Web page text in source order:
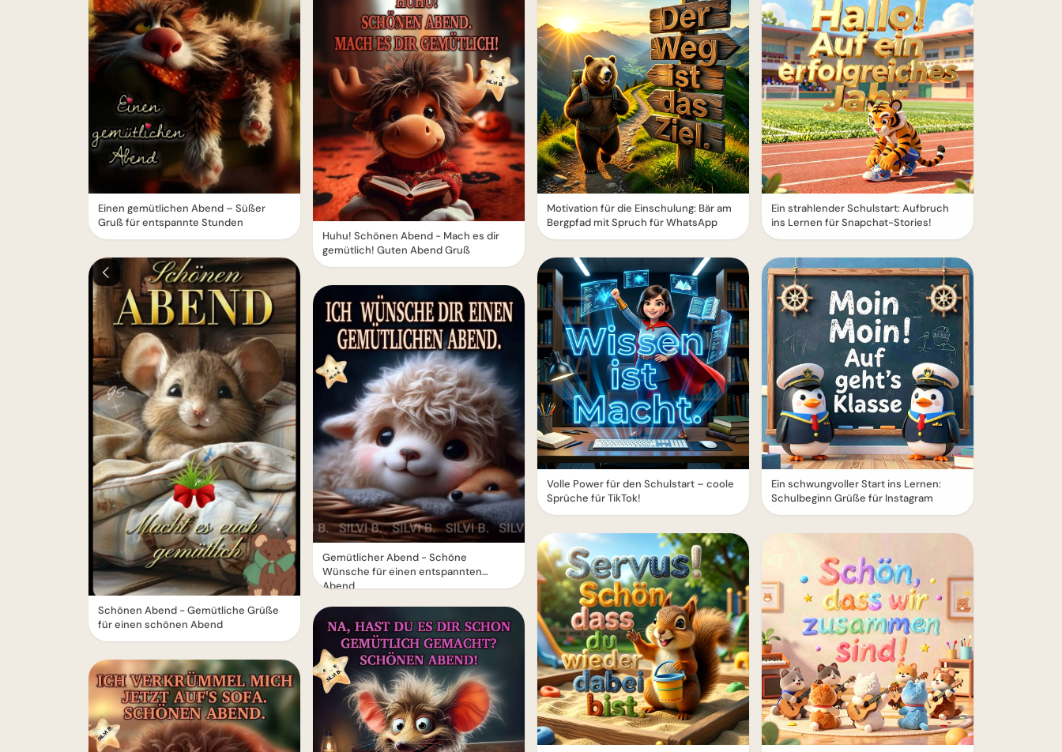
Einen gemütlichen Abend – Süßer
Gruß für entspannte Stunden
Schönen Abend - Gemütliche Grüße
für einen schönen Abend
Huhu! Schönen Abend - Mach es dir
gemütlich! Guten Abend Gruß
Gemütlicher Abend - Schöne
Wünsche für einen entspannten
Abend
Motivation für die Einschulung: Bär am
Bergpfad mit Spruch für WhatsApp
Volle Power für den Schulstart – coole
Sprüche für TikTok!
Ein strahlender Schulstart: Aufbruch
ins Lernen für Snapchat-Stories!
Ein schwungvoller Start ins Lernen:
Schulbeginn Grüße für Instagram